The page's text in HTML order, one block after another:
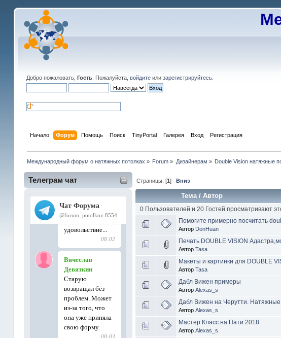
Добро пожаловать, Гость. Пожалуйста, войдитеили зарегистрируйтесь.
Начало Форум Помощь Поиск TinyPortal Галерея Вход Регистрация
Международный форум о натяжных потолках » Forum » Дизайнерам » Double Vision натяжные
Телеграм чат Страницы: [1]Вниз
Тема / Автор
0 Пользователей и 20 Гостей просматривают
Помогите примерно посчитать
Автор DonHuan
Печать DOUBLE VISION
Автор Tasa
Макеты и картинки для DOUBLE
Автор Tasa
Дабл Вижен примеры
Автор Alexas_s
Дабл Вижен на Черутти. Натяжные
Автор Alexas_s
Мастер Класс на Пати 2018
Автор Alexas_s